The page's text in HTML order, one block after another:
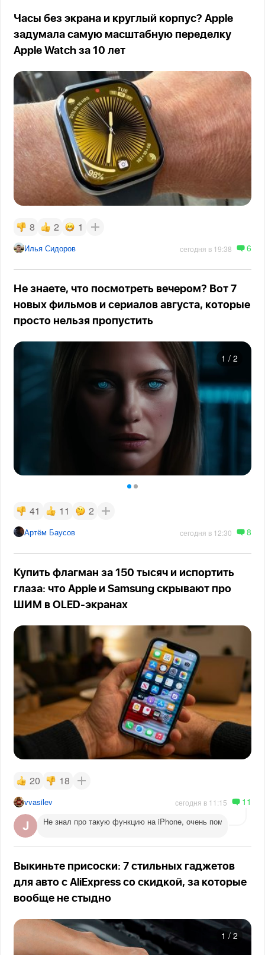
Часы без экрана и круглый корпус? Apple
задумала самую масштабную переделку
Apple Watch за 10 лет
8 2 1
Илья Сидоров сегодня в 19:38 6
Не знаете, что посмотреть вечером? Вот 7
новых фильмов и сериалов августа, которые
просто нельзя пропустить
1 / 2
41 11 2
Артём Баусов сегодня в 12:30 8
Купить флагман за 150 тысяч и испортить
глаза: что Apple и Samsung скрывают про
ШИМ в OLED-экранах
20 18
vvasilev сегодня в 11:15 11
Не знал про такую функцию на iPhone, очень помогает
Выкиньте присоски: 7 стильных гаджетов
для авто с AliExpress со скидкой, за которые
вообще не стыдно
1 / 2